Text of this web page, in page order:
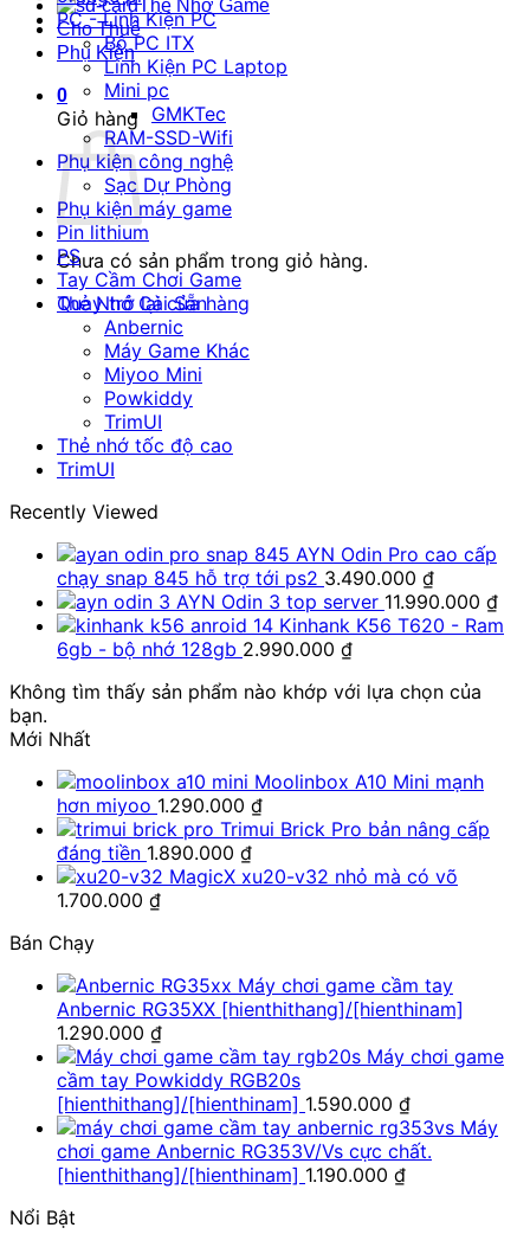
Thẻ Nhớ Game
Cho Thuê
Phụ Kiện
0
Giỏ hàng
Chưa có sản phẩm trong giỏ hàng.
Quay trở lại cửa hàng
PC - Linh Kiện PC
Bộ PC ITX
Linh Kiện PC Laptop
Mini pc
GMKTec
RAM-SSD-Wifi
Phụ kiện công nghệ
Sạc Dự Phòng
Phụ kiện máy game
Pin lithium
PS
Tay Cầm Chơi Game
Thẻ Nhớ Cài Sẵn
Anbernic
Máy Game Khác
Miyoo Mini
Powkiddy
TrimUI
Thẻ nhớ tốc độ cao
TrimUI
Recently Viewed
AYN Odin Pro cao cấp
chạy snap 845 hỗ trợ tới ps2 3.490.000 ₫
AYN Odin 3 top server 11.990.000 ₫
Kinhank K56 T620 - Ram
6gb - bộ nhớ 128gb 2.990.000 ₫
Không tìm thấy sản phẩm nào khớp với lựa chọn của
bạn.
Mới Nhất
Moolinbox A10 Mini mạnh
hơn miyoo 1.290.000 ₫
Trimui Brick Pro bản nâng cấp
đáng tiền 1.890.000 ₫
MagicX xu20-v32 nhỏ mà có võ
1.700.000 ₫
Bán Chạy
Máy chơi game cầm tay
Anbernic RG35XX [hienthithang]/[hienthinam]
1.290.000 ₫
Máy chơi game
cầm tay Powkiddy RGB20s
[hienthithang]/[hienthinam] 1.590.000 ₫
Máy
chơi game Anbernic RG353V/Vs cực chất.
[hienthithang]/[hienthinam] 1.190.000 ₫
Nổi Bật